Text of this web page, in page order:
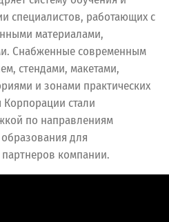
специалистов, работающих с
материалами,
Снабженные современным
стендами, макетами,
и зонами практических
стали
по направлениям
для
компании.